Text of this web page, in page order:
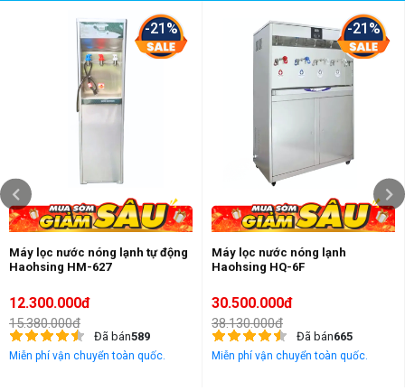
-21%
Máy lọc nước nóng lạnh tự động
Haohsing HM-627
12.300.000đ
15.380.000đ
Đã bán589
Miễn phí vận chuyển toàn quốc.
-21%
Máy lọc nước nóng lạnh
Haohsing HQ-6F
30.500.000đ
38.130.000đ
Đã bán665
Miễn phí vận chuyển toàn quốc.